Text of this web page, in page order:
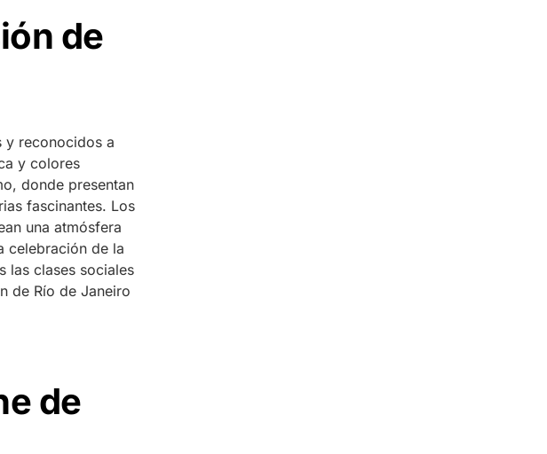
de
y reconocidos a
y colores
donde presentan
fascinantes. Los
una atmósfera
celebración de la
las clases sociales
de Río de Janeiro
de